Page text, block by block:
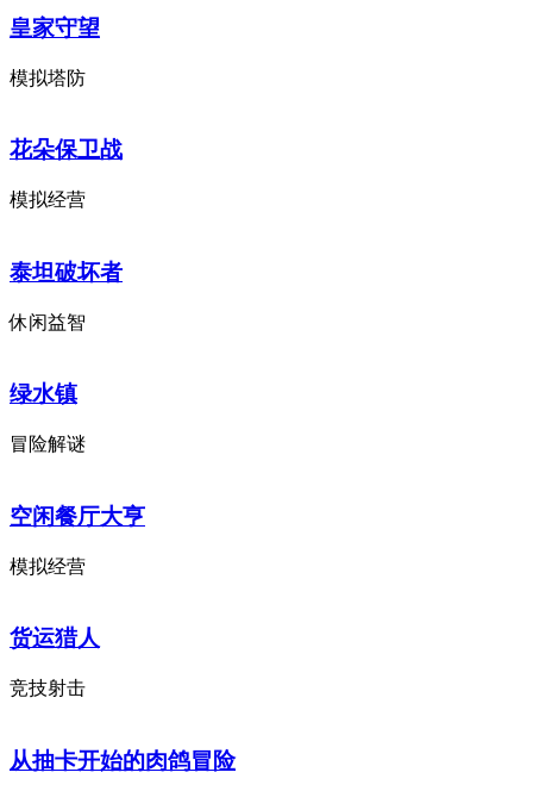
皇家守望
模拟塔防
花朵保卫战
模拟经营
泰坦破坏者
休闲益智
绿水镇
冒险解谜
空闲餐厅大亨
模拟经营
货运猎人
竞技射击
从抽卡开始的肉鸽冒险